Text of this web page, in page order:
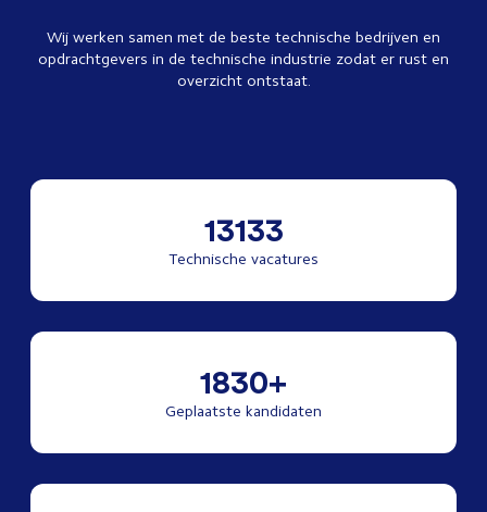
Wij werken samen met de beste technische bedrijven en
opdrachtgevers in de technische industrie zodat er rust en
overzicht ontstaat.
13133
Technische vacatures
1830+
Geplaatste kandidaten